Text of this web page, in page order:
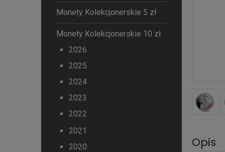
Monety Kolekcjonerskie 5 zł
Monety Kolekcjonerskie 10 zł
2026
2025
2024
2023
2022
2021
2020
Opis